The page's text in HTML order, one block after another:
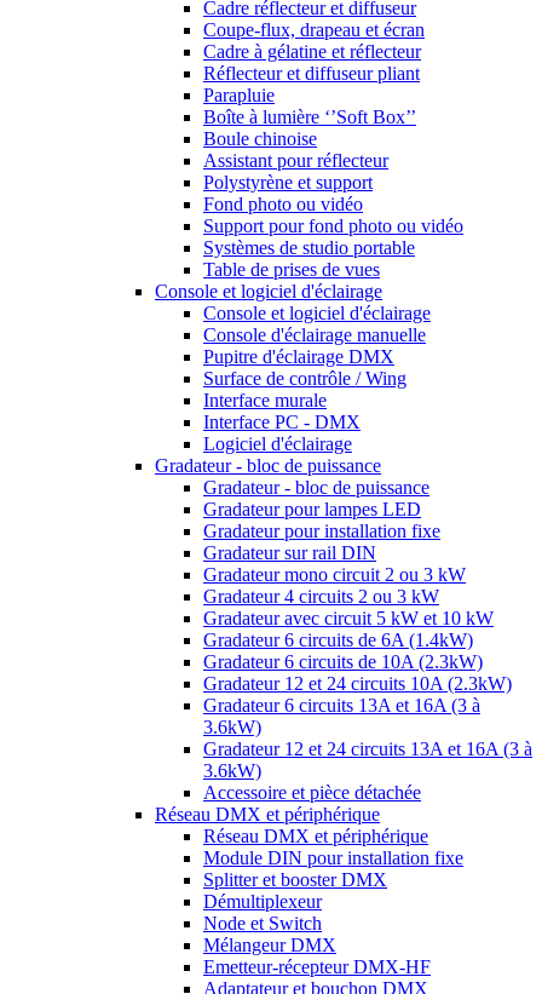
Cadre réflecteur et diffuseur
Coupe-flux, drapeau et écran
Cadre à gélatine et réflecteur
Réflecteur et diffuseur pliant
Parapluie
Boîte à lumière ‘’Soft Box’’
Boule chinoise
Assistant pour réflecteur
Polystyrène et support
Fond photo ou vidéo
Support pour fond photo ou vidéo
Systèmes de studio portable
Table de prises de vues
Console et logiciel d'éclairage
Console et logiciel d'éclairage
Console d'éclairage manuelle
Pupitre d'éclairage DMX
Surface de contrôle / Wing
Interface murale
Interface PC - DMX
Logiciel d'éclairage
Gradateur - bloc de puissance
Gradateur - bloc de puissance
Gradateur pour lampes LED
Gradateur pour installation fixe
Gradateur sur rail DIN
Gradateur mono circuit 2 ou 3 kW
Gradateur 4 circuits 2 ou 3 kW
Gradateur avec circuit 5 kW et 10 kW
Gradateur 6 circuits de 6A (1.4kW)
Gradateur 6 circuits de 10A (2.3kW)
Gradateur 12 et 24 circuits 10A (2.3kW)
Gradateur 6 circuits 13A et 16A (3 à
3.6kW)
Gradateur 12 et 24 circuits 13A et 16A (3 à
3.6kW)
Accessoire et pièce détachée
Réseau DMX et périphérique
Réseau DMX et périphérique
Module DIN pour installation fixe
Splitter et booster DMX
Démultiplexeur
Node et Switch
Mélangeur DMX
Emetteur-récepteur DMX-HF
Adaptateur et bouchon DMX